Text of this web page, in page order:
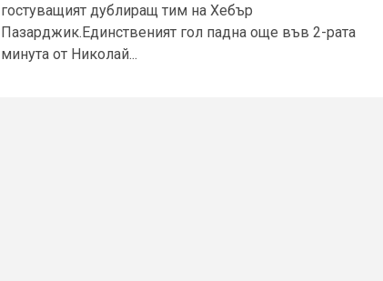
гостуващият дублиращ тим на Хебър
Пазарджик.Единственият гол падна още във 2-рата
минута от Николай...